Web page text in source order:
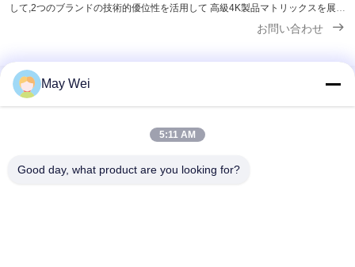
して,2つのブランドの技術的優位性を活用して 高級4K製品マトリックスを展開
文化・博物館・展示会,商用オフィスなど,様々なシナリオで高品質で高価値の
画像オプションを提供するために,高明るさの4Kレーザープロジェクターを発
3LCDプロジェクションディスプレイ技術で9000lmの真のレーザーで 光源は光
の干渉を排除します 鮮やかな色と鮮明な画像を提供します特別な家庭用シアタ
ー体...
お問い合わせ
住所
May Wei
5:11 AM
Good day, what product are you looking for?